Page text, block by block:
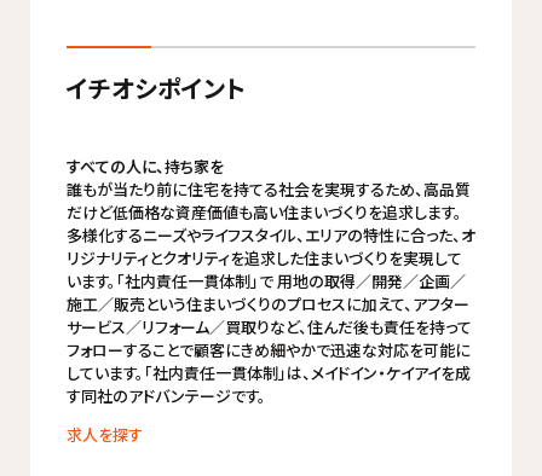
イチオシポイント
すべての人に、持ち家を
誰もが当たり前に住宅を持てる社会を実現するため、高品質
だけど低価格な資産価値も高い住まいづくりを追求します。
多様化するニーズやライフスタイル、エリアの特性に合った、オ
リジナリティとクオリティを追求した住まいづくりを実現して
います。「社内責任一貫体制」で 用地の取得／開発／企画／
施工／販売という住まいづくりのプロセスに加えて、アフター
サービス／リフォーム／買取りなど、住んだ後も責任を持って
フォローすることで顧客にきめ細やかで迅速な対応を可能に
しています。「社内責任一貫体制」は、メイドイン・ケイアイを成
す同社のアドバンテージです。
求人を探す